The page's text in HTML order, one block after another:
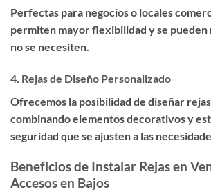
Perfectas para negocios o locales
permiten mayor flexibilidad y se pueden
no se necesiten.
4. Rejas de Diseño Personalizado
Ofrecemos la posibilidad de diseñar
combinando elementos decorativos y
seguridad que se ajusten a las
Beneficios de Instalar Rejas en
Accesos en Bajos